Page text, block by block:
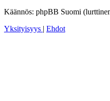
Käännös: phpBB Suomi
Yksityisyys
Ehdot